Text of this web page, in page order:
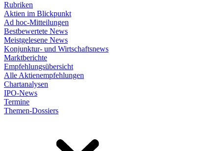
Rubriken
Aktien im Blickpunkt
Ad hoc-Mitteilungen
Bestbewertete News
Meistgelesene News
Konjunktur- und Wirtschaftsnews
Marktberichte
Empfehlungsübersicht
Alle Aktienempfehlungen
Chartanalysen
IPO-News
Termine
Themen-Dossiers